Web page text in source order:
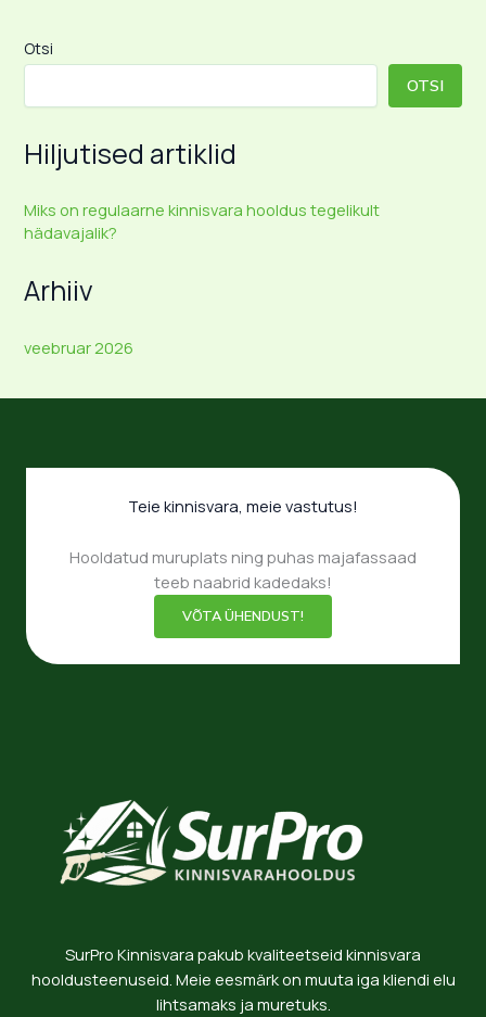
Otsi
OTSI
Hiljutised artiklid
Miks on regulaarne kinnisvara hooldus tegelikult
hädavajalik?
Arhiiv
veebruar 2026
Teie kinnisvara, meie vastutus!
Hooldatud muruplats ning puhas majafassaad
teeb naabrid kadedaks!
VÕTA ÜHENDUST!
SurPro Kinnisvara pakub kvaliteetseid kinnisvara
hooldusteenuseid. Meie eesmärk on muuta iga kliendi elu
lihtsamaks ja muretuks.